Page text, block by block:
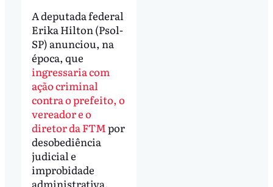
A deputada federal
Erika Hilton (Psol-
SP) anunciou, na
época, que
ingressaria com
ação criminal
contra o prefeito, o
vereador e o
diretor da FTMpor
desobediência
judicial e
improbidade
administrativa.